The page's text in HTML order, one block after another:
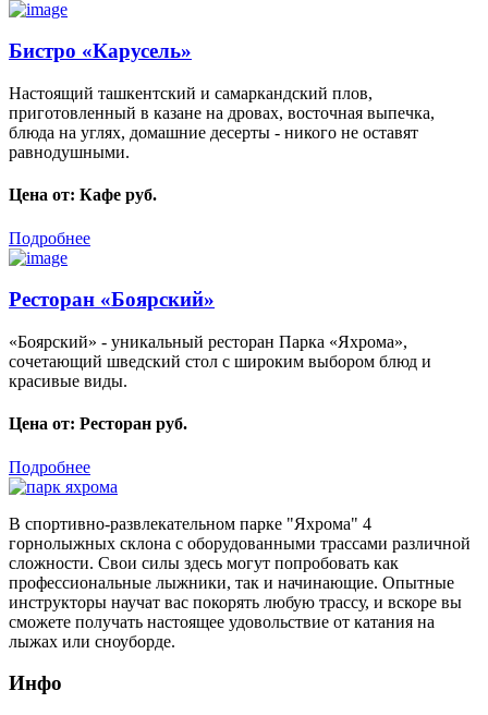
Бистро «Карусель»
Настоящий ташкентский и самаркандский плов,
приготовленный в казане на дровах, восточная выпечка,
блюда на углях, домашние десерты - никого не оставят
равнодушными.
Цена от: Кафе руб.
Подробнее
Ресторан «Боярский»
«Боярский» - уникальный ресторан Парка «Яхрома»,
сочетающий шведский стол с широким выбором блюд и
красивые виды.
Цена от: Ресторан руб.
Подробнее
В спортивно-развлекательном парке "Яхрома" 4
горнолыжных склона с оборудованными трассами различной
сложности. Свои силы здесь могут попробовать как
профессиональные лыжники, так и начинающие. Опытные
инструкторы научат вас покорять любую трассу, и вскоре вы
сможете получать настоящее удовольствие от катания на
лыжах или сноуборде.
Инфо